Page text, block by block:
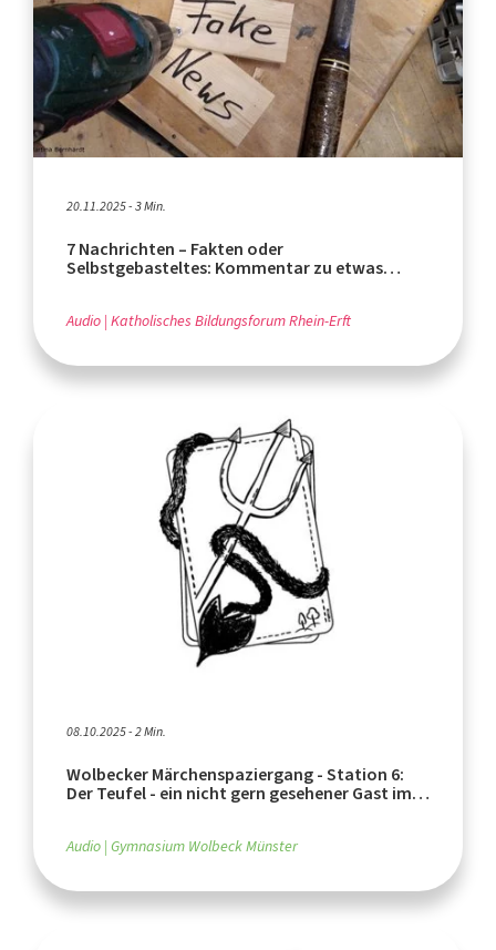
20.11.2025 - 3 Min.
7 Nachrichten – Fakten oder
Selbstgebasteltes: Kommentar zu etwas
Audio Katholisches Bildungsforum Rhein-Erft
08.10.2025 - 2 Min.
Wolbecker Märchenspaziergang - Station 6:
Der Teufel - ein nicht gern gesehener Gast im
Audio Gymnasium Wolbeck Münster